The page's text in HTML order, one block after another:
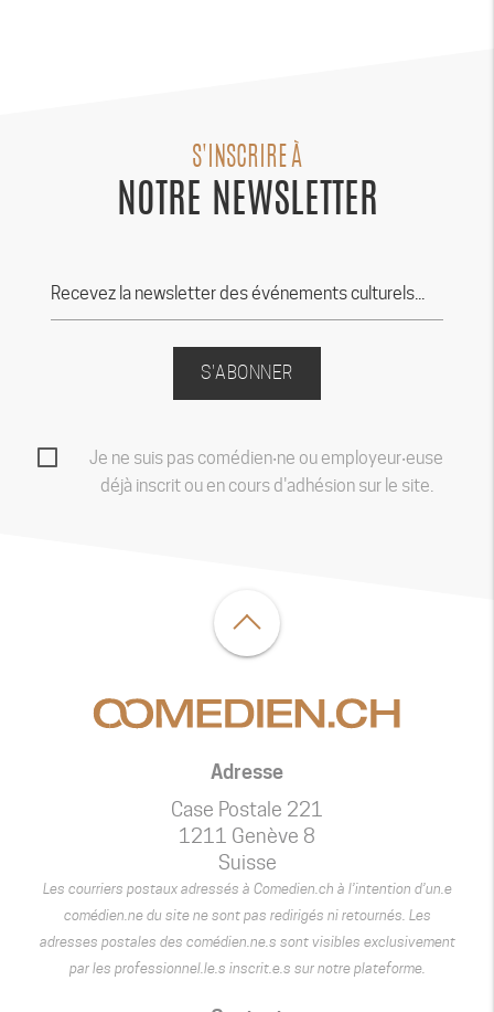
S'INSCRIRE À
NOTRE NEWSLETTER
S'ABONNER
Je ne suis pas comédien‧ne ou employeur‧euse
déjà inscrit ou en cours d'adhésion sur le site.
Adresse
Case Postale 221
1211 Genève 8
Suisse
Les courriers postaux adressés à Comedien.ch à l’intention d’un.e
comédien.ne du site ne sont pas redirigés ni retournés. Les
adresses postales des comédien.ne.s sont visibles exclusivement
par les professionnel.le.s inscrit.e.s sur notre plateforme.